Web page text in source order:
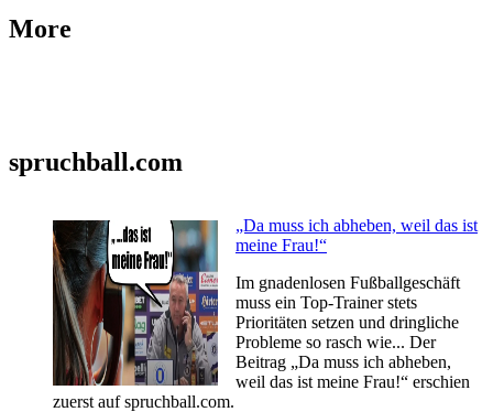
More
spruchball.com
„Da muss ich abheben, weil das ist
meine Frau!“
Im gnadenlosen Fußballgeschäft
muss ein Top-Trainer stets
Prioritäten setzen und dringliche
Probleme so rasch wie... Der
Beitrag „Da muss ich abheben,
weil das ist meine Frau!“ erschien
zuerst auf spruchball.com.